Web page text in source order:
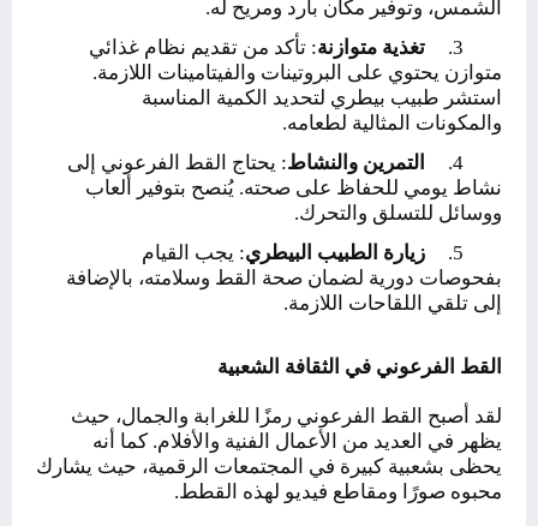
الشمس، وتوفير مكان بارد ومريح له.
3.
تغذية متوازنة: تأكد من تقديم نظام غذائي
متوازن يحتوي على البروتينات والفيتامينات اللازمة.
استشر طبيب بيطري لتحديد الكمية المناسبة
والمكونات المثالية لطعامه.
4.
التمرين والنشاط: يحتاج القط الفرعوني إلى
نشاط يومي للحفاظ على صحته. يُنصح بتوفير ألعاب
ووسائل للتسلق والتحرك.
5.
زيارة الطبيب البيطري: يجب القيام
بفحوصات دورية لضمان صحة القط وسلامته، بالإضافة
إلى تلقي اللقاحات اللازمة.
القط الفرعوني في الثقافة الشعبية
لقد أصبح القط الفرعوني رمزًا للغرابة والجمال، حيث
يظهر في العديد من الأعمال الفنية والأفلام. كما أنه
يحظى بشعبية كبيرة في المجتمعات الرقمية، حيث يشارك
محبوه صورًا ومقاطع فيديو لهذه القطط.